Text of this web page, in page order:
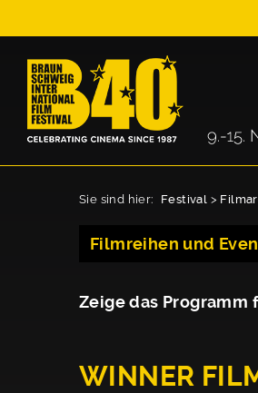
Sie sind hier: Festival >
Filmreihen und
Zeige das Programm
WINNER